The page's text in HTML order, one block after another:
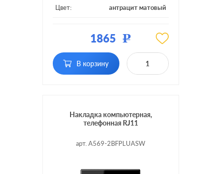
Цвет: антрацит матовый
разъема:
RJ11, RJ12, RJ45 Cat.3
RJ45 Cat.5e (UTP), RJ45
Cat.6 (STP)
1865 Р
В корзину
Накладка компьютерная,
телефонная RJ11
арт. A569-2BFPLUASW